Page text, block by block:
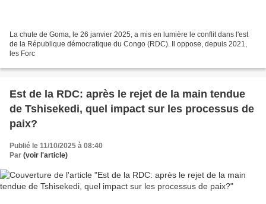
La chute de Goma, le 26 janvier 2025, a mis en lumière le conflit dans l'est
de la République démocratique du Congo (RDC). Il oppose, depuis 2021,
les Forc
Est de la RDC: après le rejet de la main tendue
de Tshisekedi, quel impact sur les processus de
paix?
Publié le 11/10/2025 à 08:40
Par (voir l'article)